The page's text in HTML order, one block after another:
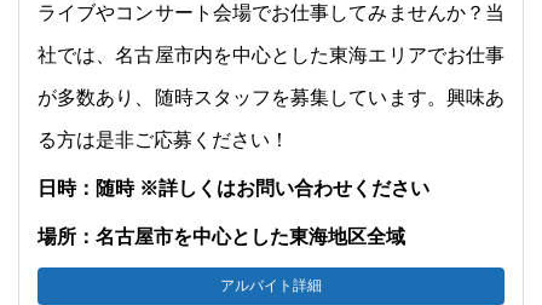
ライブやコンサート会場でお仕事してみませんか？当
社では、名古屋市内を中心とした東海エリアでお仕事
が多数あり、随時スタッフを募集しています。興味あ
る方は是非ご応募ください！
日時：随時 ※詳しくはお問い合わせください
場所：名古屋市を中心とした東海地区全域
アルバイト詳細